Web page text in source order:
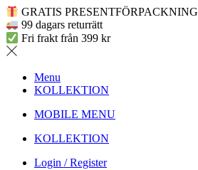
GRATIS PRESENTFÖRPACKNING
99 dagars returrätt
Fri frakt från 399 kr
Menu
KOLLEKTION
MOBILE MENU
KOLLEKTION
Login / Register